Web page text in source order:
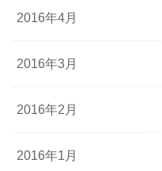
2016年4月
2016年3月
2016年2月
2016年1月